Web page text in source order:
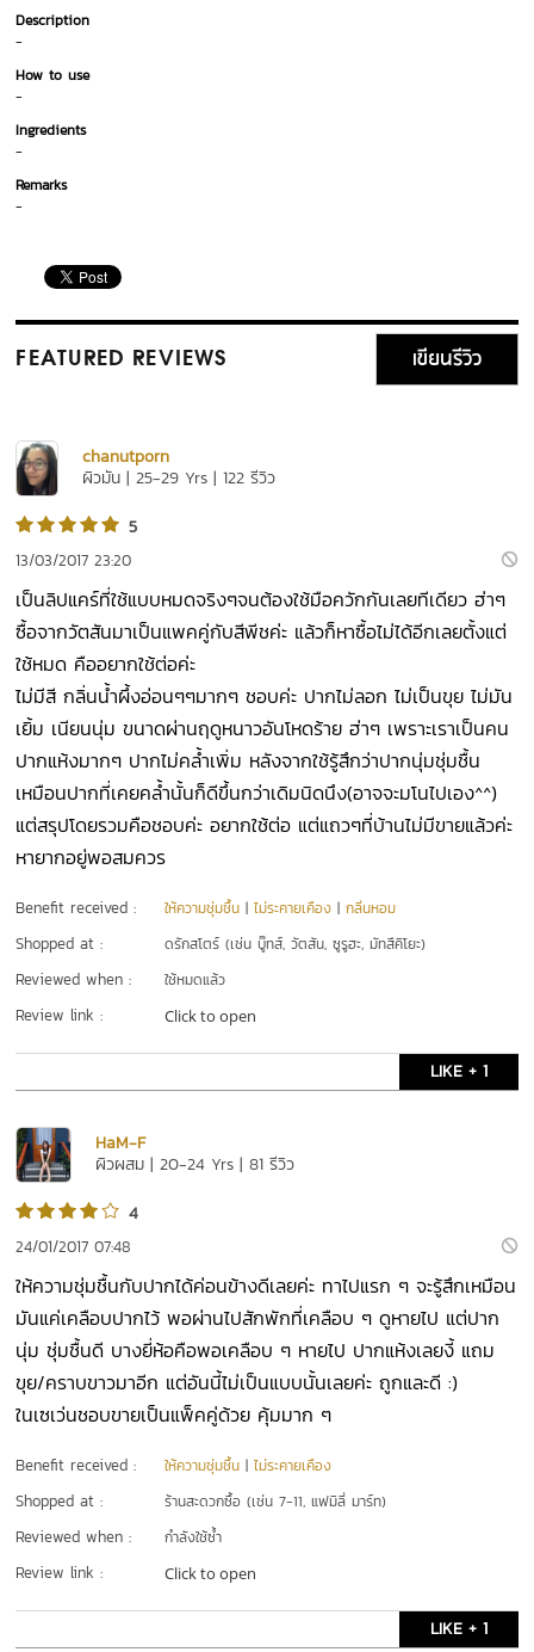
Description
-
How to use
-
Ingredients
-
Remarks
-
FEATURED REVIEWS เขียนรีวิว
chanutporn
ผิวมัน | 25-29 Yrs | 122 รีวิว
5
13/03/2017 23:20
เป็นลิปแคร์ที่ใช้แบบหมดจริงๆจนต้องใช้มือควักกันเลยทีเดียว ฮ่าๆ
ซื้อจากวัตสันมาเป็นแพคคู่กับสีพีชค่ะ แล้วก็หาซื้อไม่ได้อีกเลยตั้งแต่
ใช้หมด คืออยากใช้ต่อค่ะ
ไม่มีสี กลิ่นน้ำผึ้งอ่อนๆๆมากๆ ชอบค่ะ ปากไม่ลอก ไม่เป็นขุย ไม่มัน
เยิ้ม เนียนนุ่ม ขนาดผ่านฤดูหนาวอันโหดร้าย ฮ่าๆ เพราะเราเป็นคน
ปากแห้งมากๆ ปากไม่คล้ำเพิ่ม หลังจากใช้รู้สึกว่าปากนุ่มชุ่มชื้น
เหมือนปากที่เคยคล้ำนั้นก็ดีขึ้นกว่าเดิมนิดนึง(อาจจะมโนไปเอง^^)
แต่สรุปโดยรวมคือชอบค่ะ อยากใช้ต่อ แต่แถวๆที่บ้านไม่มีขายแล้วค่ะ
หายากอยู่พอสมควร
Benefit received : ให้ความชุ่มชื้น |ไม่ระคายเคือง |กลิ่นหอม
Shopped at : ดรักสโตร์ (เช่น บู๊ทส์, วัตสัน, ซูรูฮะ, มัทสึคิโยะ)
Reviewed when : ใช้หมดแล้ว
Review link : Click to open
LIKE + 1
HaM-F
ผิวผสม | 20-24 Yrs | 81 รีวิว
4
24/01/2017 07:48
ให้ความชุ่มชื้นกับปากได้ค่อนข้างดีเลยค่ะ ทาไปแรก ๆ จะรู้สึกเหมือน
มันแค่เคลือบปากไว้ พอผ่านไปสักพักที่เคลือบ ๆ ดูหายไป แต่ปาก
นุ่ม ชุ่มชื้นดี บางยี่ห้อคือพอเคลือบ ๆ หายไป ปากแห้งเลยงี้ แถม
ขุย/คราบขาวมาอีก แต่อันนี้ไม่เป็นแบบนั้นเลยค่ะ ถูกและดี :)
ในเซเว่นชอบขายเป็นแพ็คคู่ด้วย คุ้มมาก ๆ
Benefit received : ให้ความชุ่มชื้น |ไม่ระคายเคือง
Shopped at : ร้านสะดวกซื้อ (เช่น 7-11, แฟมิลี่ มาร์ท)
Reviewed when : กำลังใช้ซ้ำ
Review link : Click to open
LIKE + 1